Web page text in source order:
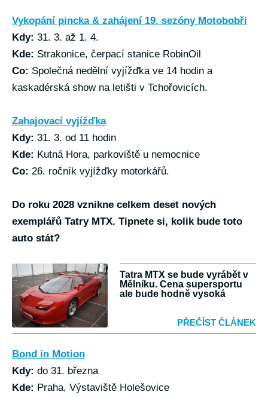
Vykopání pincka & zahájení 19. sezóny Motobobři
Kdy: 31. 3. až 1. 4.
Kde: Strakonice, čerpací stanice RobinOil
Co: Společná nedělní vyjížďka ve 14 hodin a
kaskadérská show na letišti v Tchořovicích.
Zahajovací vyjížďka
Kdy: 31. 3. od 11 hodin
Kde: Kutná Hora, parkoviště u nemocnice
Co: 26. ročník vyjížďky motorkářů.
Do roku 2028 vznikne celkem deset nových
exemplářů Tatry MTX. Tipnete si, kolik bude toto
auto stát?
Tatra MTX se bude vyrábět v
Mělníku. Cena supersportu
ale bude hodně vysoká
PŘEČÍST ČLÁNEK
Bond in Motion
Kdy: do 31. března
Kde: Praha, Výstaviště Holešovice